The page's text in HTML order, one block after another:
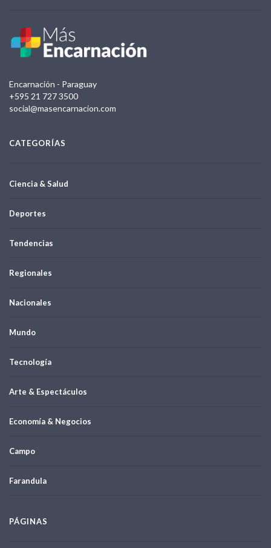
Encarnación - Paraguay
+595 21 727 3500
social@masencarnacion.com
CATEGORÍAS
Ciencia & Salud
Deportes
Tendencias
Regionales
Nacionales
Mundo
Tecnología
Arte & Espectáculos
Economía & Negocios
Campo
Farandula
PÁGINAS